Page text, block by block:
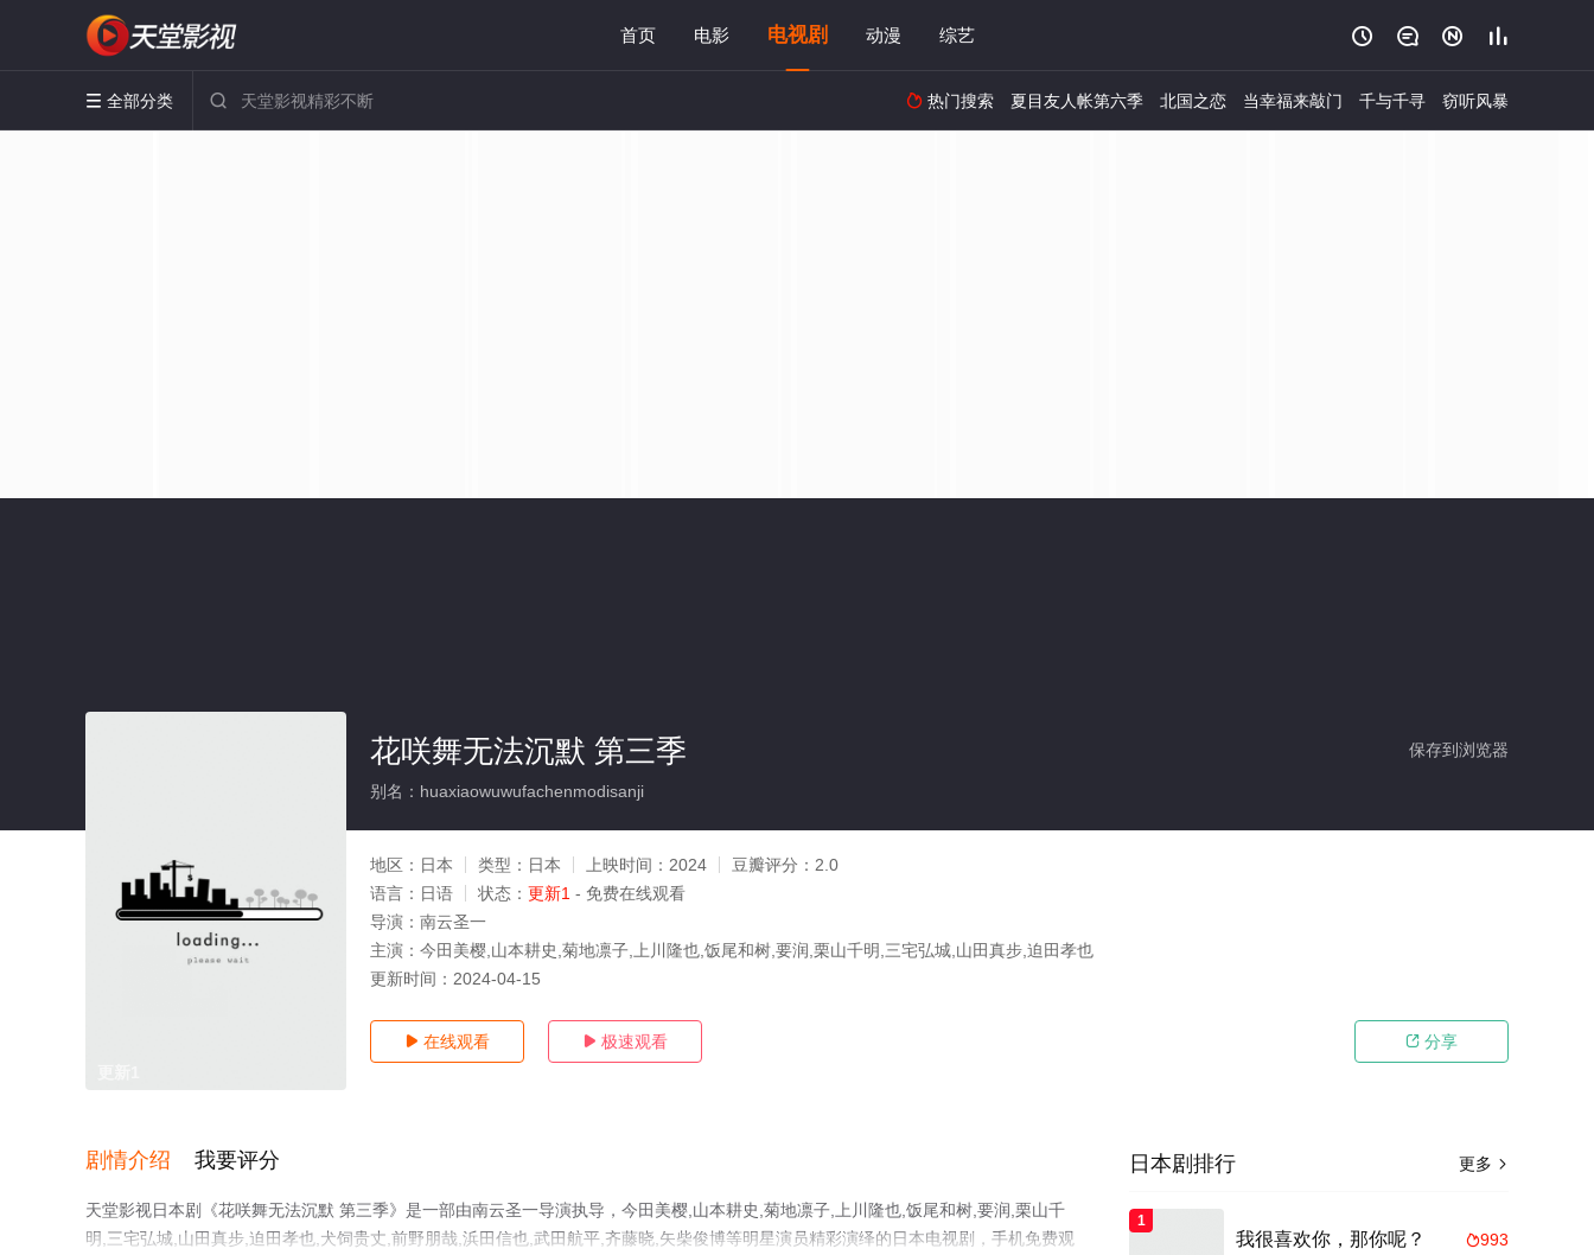
首页 电影 电视剧 动漫 综艺    
 全部分类   热门搜索 夏目友人帐第六季 北国之恋 当幸福来敲门 千与千寻 窃听风暴
保存到浏览器
花咲舞无法沉默 第三季
别名：huaxiaowuwufachenmodisanji
地区： 日本 类型： 日本 上映时间： 2024 豆瓣评分： 2.0
语言： 日语 状态： 更新1 - 免费在线观看
导演： 南云圣一
主演： 今田美樱,山本耕史,菊地凛子,上川隆也,饭尾和树,要润,栗山千明,三宅弘城,山田真步,迫田孝也
更新时间： 2024-04-15
 在线观看  极速观看  分享
剧情介绍 我要评分
天堂影视日本剧《花咲舞无法沉默 第三季》是一部由南云圣一导演执导，今田美樱,山本耕史,菊地凛子,上川隆也,饭尾和树,要润,栗山千
明,三宅弘城,山田真步,迫田孝也,犬饲贵丈,前野朋哉,浜田信也,武田航平,齐藤晓,矢柴俊博等明星演员精彩演绎的日本电视剧，手机免费观
更多 
日本剧排行
1
993
我很喜欢你，那你呢？